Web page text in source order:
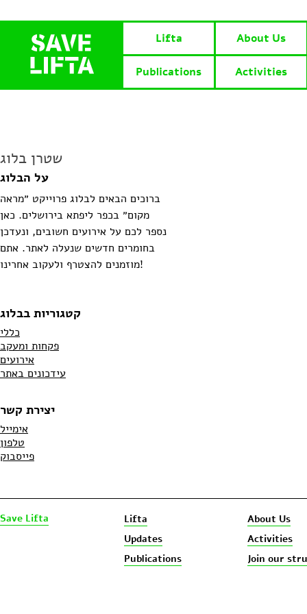
Lifta About Us
Publications Activities
שטרן בלוג
על הבלוג
ברוכים הבאים לבלוג פרוייקט ״מראה
מקום״ בכפר ליפתא בירושלים. כאן
נספר לכם על אירועים חשובים, ונעדכן
בחומרים חדשים שנעלה לאתר. אתם
מוזמנים להצטרף ולעקוב אחרינו!
קטגוריות בבלוג
כללי
פקחות ומעקב
אירועים
עידכונים באתר
יצירת קשר
אימייל
טלפון
פייסבוק
Save Lifta Lifta
About Us
Updates
Activities
Publications
Join our